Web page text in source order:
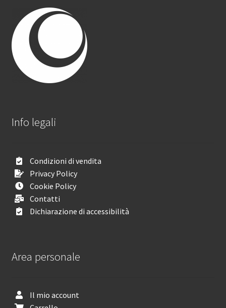
Info legali
Condizioni di vendita
Privacy Policy
Cookie Policy
Contatti
Dichiarazione di accessibilità
Area personale
Il mio account